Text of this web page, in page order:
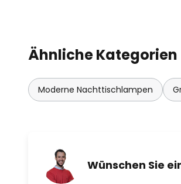
Ähnliche Kategorien
Moderne Nachttischlampen
Wünschen Sie